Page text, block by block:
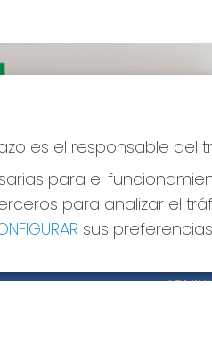
es el responsable
para el
para analizar el
sus